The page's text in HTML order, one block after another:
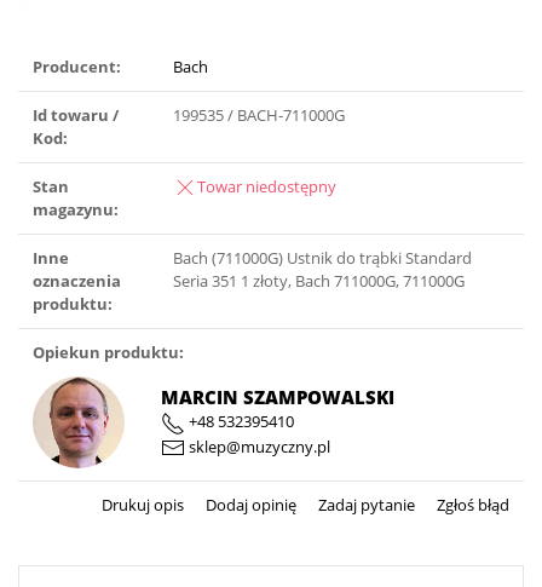
Producent: Bach
Id towaru /
Kod:
199535 / BACH-711000G
Stan
magazynu:
Towar niedostępny
Inne
oznaczenia
produktu:
Bach (711000G) Ustnik do trąbki Standard
Seria 351 1 złoty, Bach 711000G, 711000G
Opiekun produktu:
MARCIN SZAMPOWALSKI
+48 532395410
sklep@muzyczny.pl
Drukuj opis Dodaj opinię Zadaj pytanie Zgłoś błąd